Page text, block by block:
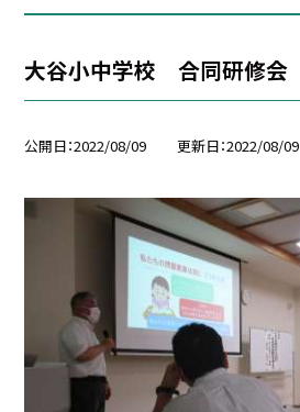
大谷小中学校 合同研修会
公開日 2022/08/09 更新日 2022/08/09